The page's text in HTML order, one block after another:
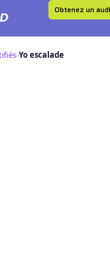
Obtenez un
›Yo escalade